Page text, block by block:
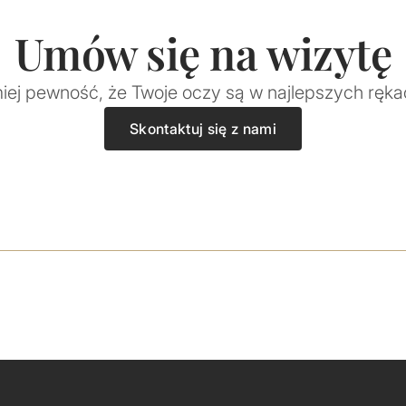
Umów się na wizytę
pewność, że Twoje oczy są w najlepszych
Skontaktuj się z nami